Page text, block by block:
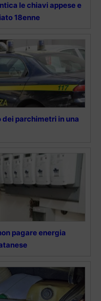
le chiavi appese e
18enne
parchimetri in una
pagare energia